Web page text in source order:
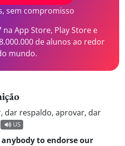
sem compromisso
na App Store, Play Store e
de alunos ao redor
mundo.
dar respaldo, aprovar, dar
US
to endorse our